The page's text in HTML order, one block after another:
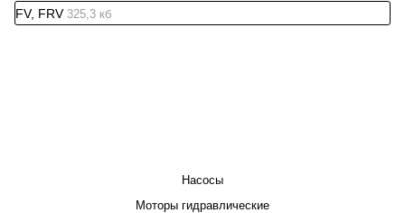
FV, FRV 325,3 кб
Насосы
Моторы гидравлические